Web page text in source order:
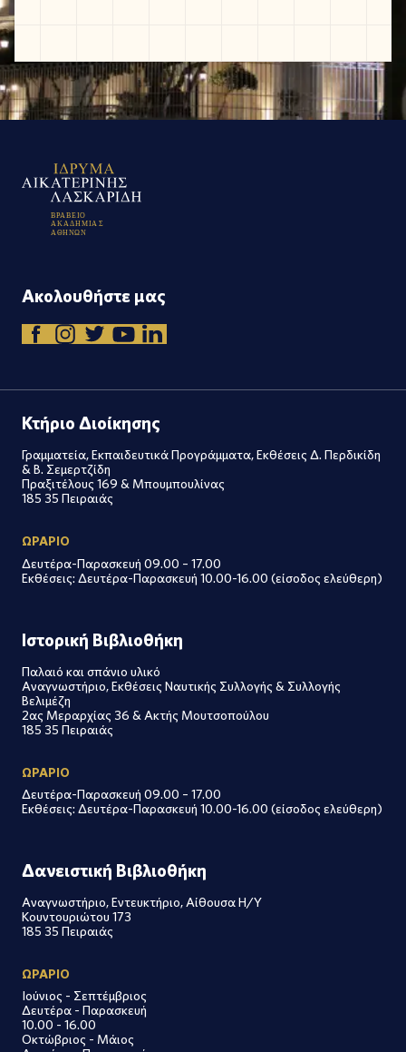
ΒΡΑΒΕΙΟ
ΑΚΑΔΗΜΙΑ Σ
Α ΘΗΝΩΝ
Ακολουθήστε μας
Κτήριο Διοίκησης
Γραμματεία, Εκπαιδευτικά Προγράμματα, Εκθέσεις Δ. Περδικίδη
& Β. Σεμερτζίδη
Πραξιτέλους 169 & Μπουμπουλίνας
185 35 Πειραιάς
ΩΡΑΡΙΟ
Δευτέρα-Παρασκευή 09.00 – 17.00
Εκθέσεις: Δευτέρα-Παρασκευή 10.00-16.00 (είσοδος ελεύθερη)
Ιστορική Βιβλιοθήκη
Παλαιό και σπάνιο υλικό
Αναγνωστήριο, Εκθέσεις Ναυτικής Συλλογής & Συλλογής
Βελιμέζη
2ας Μεραρχίας 36 & Ακτής Μουτσοπούλου
185 35 Πειραιάς
ΩΡΑΡΙΟ
Δευτέρα-Παρασκευή 09.00 – 17.00
Εκθέσεις: Δευτέρα-Παρασκευή 10.00-16.00 (είσοδος ελεύθερη)
Δανειστική Βιβλιοθήκη
Αναγνωστήριο, Εντευκτήριο, Αίθουσα Η/Υ
Κουντουριώτου 173
185 35 Πειραιάς
ΩΡΑΡΙΟ
Ιούνιος - Σεπτέμβριος
Δευτέρα - Παρασκευή
10.00 - 16.00
Οκτώβριος - Μάιος